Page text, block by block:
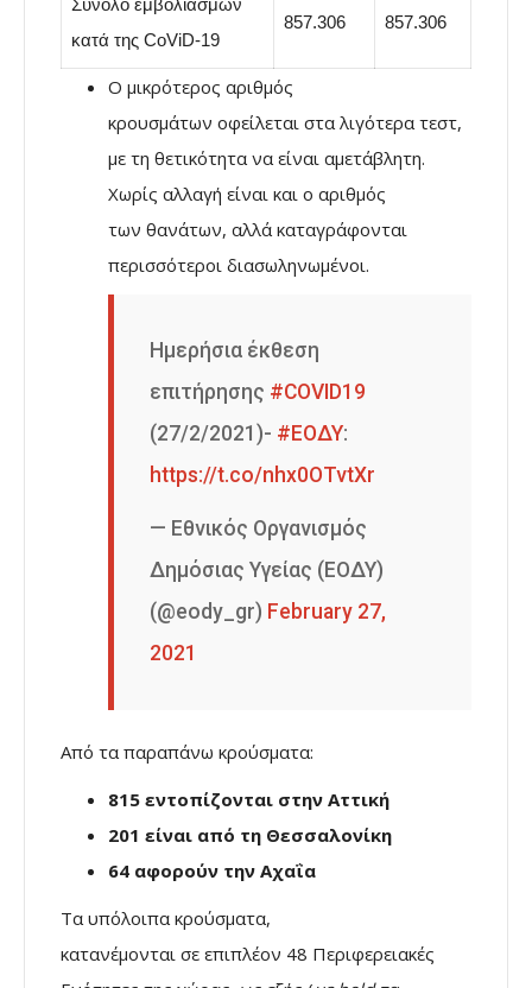
Σύνολο εμβολιασμών
κατά της CoViD-19
857.306 857.306
Ο μικρότερος αριθμός
κρουσμάτων οφείλεται στα λιγότερα τεστ,
με τη θετικότητα να είναι αμετάβλητη.
Χωρίς αλλαγή είναι και ο αριθμός
των θανάτων, αλλά καταγράφονται
περισσότεροι διασωληνωμένοι.
Ημερήσια έκθεση
επιτήρησης #COVID19
(27/2/2021)- #ΕΟΔΥ:
https://t.co/nhx0OTvtXr
— Εθνικός Οργανισμός
Δημόσιας Υγείας (ΕΟΔΥ)
(@eody_gr) February 27,
2021
Από τα παραπάνω κρούσματα:
815 εντοπίζονται στην Αττική
201 είναι από τη Θεσσαλονίκη
64 αφορούν την Αχαΐα
Τα υπόλοιπα κρούσματα,
κατανέμονται σε επιπλέον 48 Περιφερειακές